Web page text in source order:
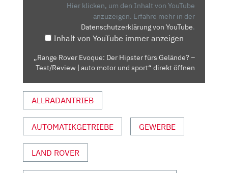
TEST/REVIEW
MOTOR
UND
VON
YOUTUBE
ANZEIGEN
Hier klicken, um den Inhalt von YouTube
anzuzeigen. Erfahre mehr in der
Datenschutzerklärung von YouTube.
Inhalt von YouTube immer anzeigen
„Range Rover Evoque: Der Hipster fürs Gelände? –
Test/Review | auto motor und sport“ direkt öffnen
ALLRADANTRIEB
AUTOMATIKGETRIEBE GEWERBE
LAND ROVER